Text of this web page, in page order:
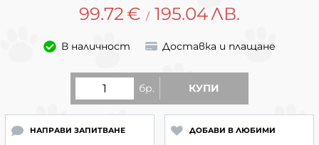
99.72€ / 195.04ЛВ.
В наличност Доставка и плащане
бр. КУПИ
НАПРАВИ ЗАПИТВАНЕ ДОБАВИ В ЛЮБИМИ